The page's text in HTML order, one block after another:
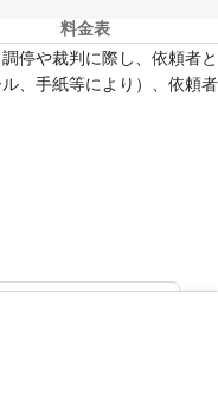
料金表
停や裁判に際し、依頼者と
、手紙等により）、依頼者
報を見る